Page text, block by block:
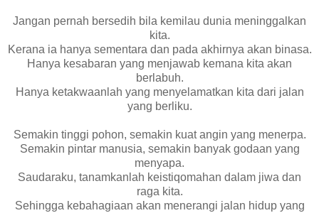
Jangan pernah bersedih bila kemilau dunia meninggalkan
kita.
Kerana ia hanya sementara dan pada akhirnya akan binasa.
Hanya kesabaran yang menjawab kemana kita akan
berlabuh.
Hanya ketakwaanlah yang menyelamatkan kita dari jalan
yang berliku.
Semakin tinggi pohon, semakin kuat angin yang menerpa.
Semakin pintar manusia, semakin banyak godaan yang
menyapa.
Saudaraku, tanamkanlah keistiqomahan dalam jiwa dan
raga kita.
Sehingga kebahagiaan akan menerangi jalan hidup yang